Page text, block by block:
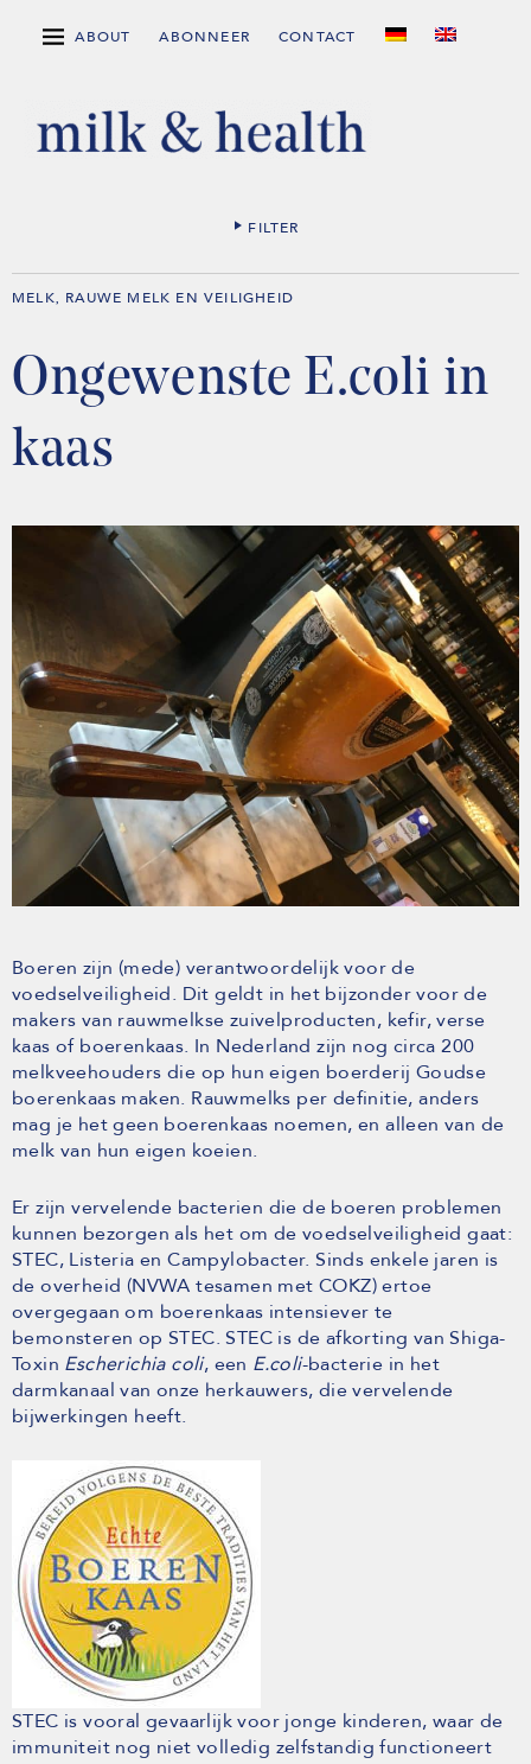
ABOUT ABONNEER CONTACT
FILTER
MELK RAUWE MELK EN VEILIGHEID
Ongewenste E.coli in
kaas
Boeren zijn (mede) verantwoordelijk voor de
voedselveiligheid. Dit geldt in het bijzonder voor de
makers van rauwmelkse zuivelproducten, kefir, verse
kaas of boerenkaas. In Nederland zijn nog circa 200
melkveehouders die op hun eigen boerderij Goudse
boerenkaas maken. Rauwmelks per definitie, anders
mag je het geen boerenkaas noemen, en alleen van de
melk van hun eigen koeien.
Er zijn vervelende bacterien die de boeren problemen
kunnen bezorgen als het om de voedselveiligheid gaat:
STEC, Listeria en Campylobacter. Sinds enkele jaren is
de overheid (NVWA tesamen met COKZ) ertoe
overgegaan om boerenkaas intensiever te
bemonsteren op STEC. STEC is de afkorting van Shiga-
Toxin Escherichia coli, een E.coli-bacterie in het
darmkanaal van onze herkauwers, die vervelende
bijwerkingen heeft.
STEC is vooral gevaarlijk voor jonge kinderen, waar de
immuniteit nog niet volledig zelfstandig functioneert